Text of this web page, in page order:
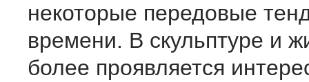
некоторые передовые
времени. В скульптуре и
более проявляется